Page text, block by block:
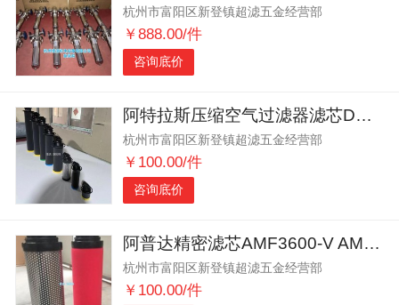
杭州市富阳区新登镇超滤五金经营部
￥888.00/件
咨询底价
阿特拉斯压缩空气过滤器滤芯DD520 PD520 QD520
杭州市富阳区新登镇超滤五金经营部
￥100.00/件
咨询底价
阿普达精密滤芯AMF3600-V AMF3600-A
杭州市富阳区新登镇超滤五金经营部
￥100.00/件